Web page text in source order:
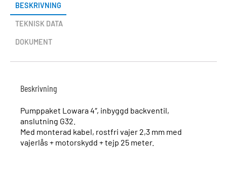
BESKRIVNING
TEKNISK DATA
DOKUMENT
Beskrivning
Pumppaket Lowara 4″, inbyggd backventil,
anslutning G32.
Med monterad kabel, rostfri vajer 2,3 mm med
vajerlås + motorskydd + tejp 25 meter.